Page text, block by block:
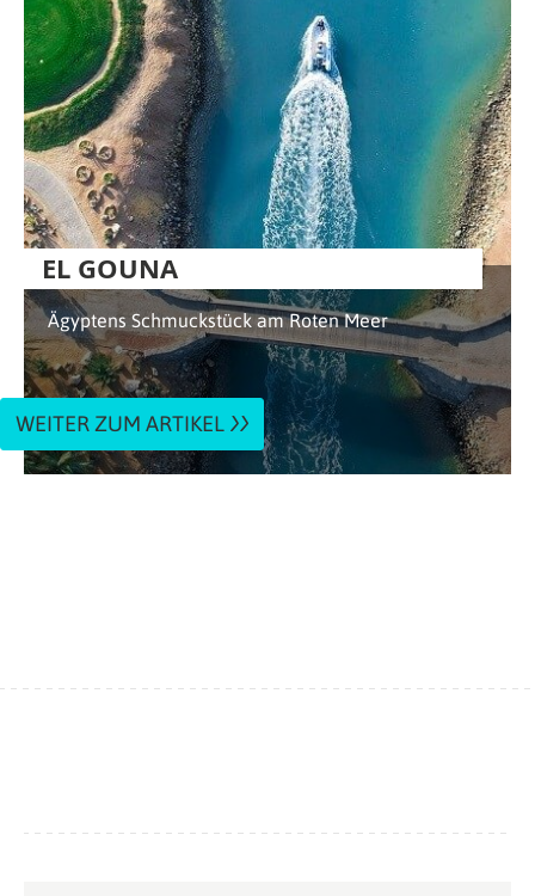
EL GOUNA
Ägyptens Schmuckstück am Roten Meer
WEITER ZUM ARTIKEL